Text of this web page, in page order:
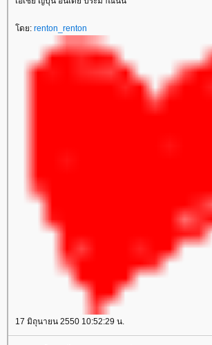
ดย: renton_renton
17 มิถุนายน 2550 10:52:29 น.